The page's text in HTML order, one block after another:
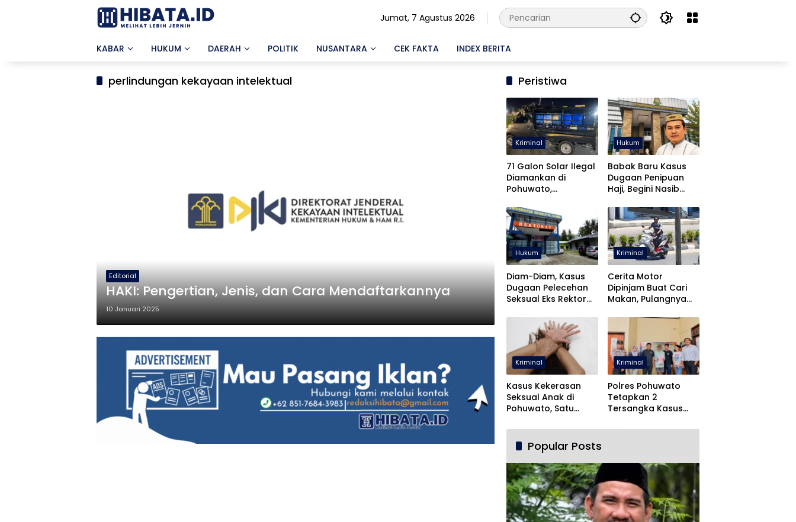
Jumat, 7 Agustus 2026
KABAR HUKUM DAERAH POLITIK NUSANTARA CEK FAKTA INDEX BERITA
perlindungan kekayaan intelektual
Editorial
HAKI: Pengertian, Jenis, dan Cara Mendaftarkannya
10 Januari 2025
Peristiwa
Kriminal
71 Galon Solar Ilegal
Diamankan di
Pohuwato,
Diselidiki
Hukum
Babak Baru Kasus
Dugaan Penipuan
Haji, Begini Nasib
Hukum
Diam-Diam, Kasus
Dugaan Pelecehan
Seksual Eks Rektor
Kriminal
Cerita Motor
Dipinjam Buat Cari
Makan, Pulangnya
Pohuwato
Kriminal
Kasus Kekerasan
Seksual Anak di
Pohuwato, Satu
Kriminal
Polres Pohuwato
Tetapkan 2
Tersangka Kasus
dan Pencabulan
Popular Posts